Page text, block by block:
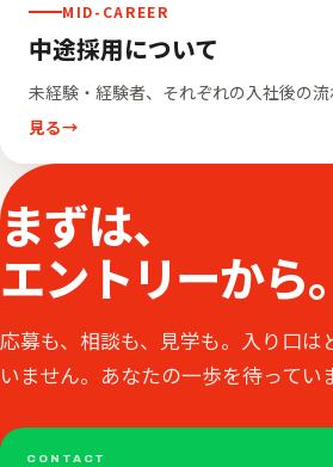
MID-CAREER
中途採用について
未経験・経験者、それぞれの入社後の流
見る
まずは、
エントリーから。
応募も、相談も、見学も。入り口は
いません。あなたの一歩を待ってい
CONTACT